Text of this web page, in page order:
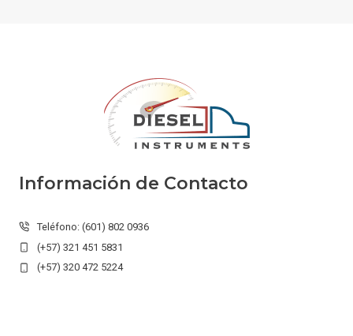
Información de Contacto
Teléfono: (601) 802 0936
(+57) 321 451 5831
(+57) 320 472 5224